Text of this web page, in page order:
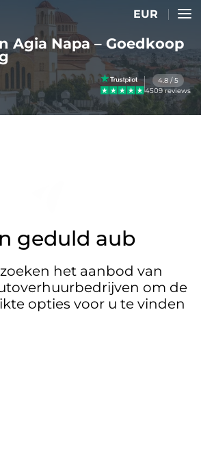
EUR
Agia Napa – Goedkoop
4.8 / 5
4509 reviews
geduld aub
het aanbod van
om de
opties voor u te vinden